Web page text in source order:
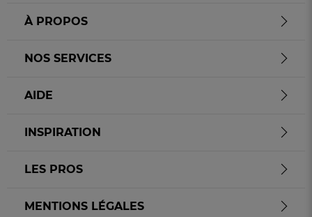
À PROPOS
NOS SERVICES
AIDE
INSPIRATION
LES PROS
MENTIONS LÉGALES